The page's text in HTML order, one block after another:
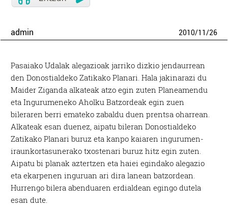
admin 2010/11/26
Pasaiako Udalak alegazioak jarriko dizkio jendaurrean
den Donostialdeko Zatikako Planari. Hala jakinarazi du
Maider Ziganda alkateak atzo egin zuten Planeamendu
eta Ingurumeneko Aholku Batzordeak egin zuen
bileraren berri emateko zabaldu duen prentsa oharrean.
Alkateak esan duenez, aipatu bileran Donostialdeko
Zatikako Planari buruz eta kanpo kaiaren ingurumen-
iraunkortasunerako txostenari buruz hitz egin zuten.
Aipatu bi planak aztertzen eta haiei egindako alegazio
eta ekarpenen inguruan ari dira lanean batzordean.
Hurrengo bilera abenduaren erdialdean egingo dutela
esan dute.